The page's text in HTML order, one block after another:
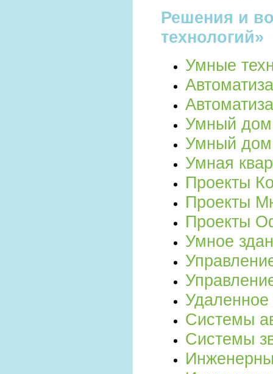
Решения и
технологий»
Умные
Умный
Умный
Умная
Проекты
Проекты
Проекты
Умное
Системы
Системы